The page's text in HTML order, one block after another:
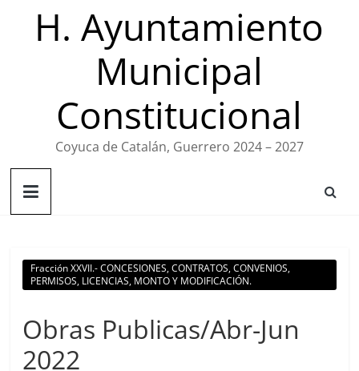
H. Ayuntamiento
Municipal
Constitucional
Coyuca de Catalán, Guerrero 2024 – 2027
Fracción XXVII.- CONCESIONES, CONTRATOS, CONVENIOS,
PERMISOS, LICENCIAS, MONTO Y MODIFICACIÓN.
Obras Publicas/Abr-Jun
2022